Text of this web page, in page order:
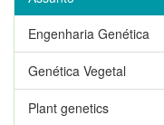
Engenharia Genética
Genética Vegetal
Plant genetics